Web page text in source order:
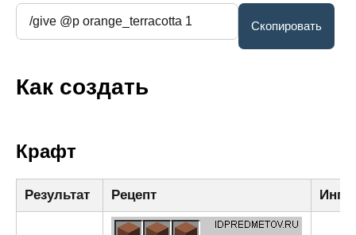
Как создать
Крафт
Результат Рецепт